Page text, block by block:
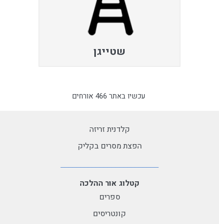
שטייגן
עכשיו באתר 466 אורחים
קלדנית זריזה
הפצת מסרים בקליק
קטלוג אור ההלכה
ספרים
קונטריסים